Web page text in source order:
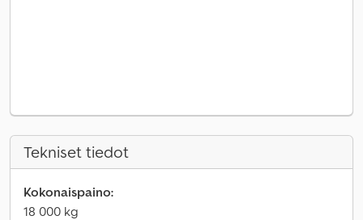
Tekniset tiedot
Kokonaispaino:
18 000 kg